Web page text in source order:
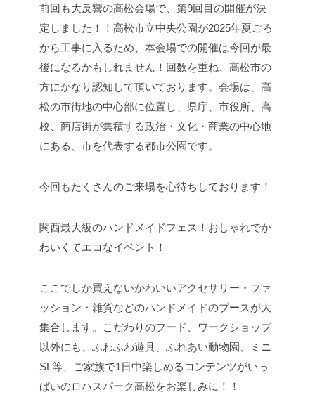
前回も大反響の高松会場で、第9回目の開催が決
定しました！！ 高松市立中央公園が2025年夏ごろ
から工事に入るため、本会場での開催は今回が最
後になるかもしれません！ 回数を重ね、高松市の
方にかなり認知して頂いております。 会場は、高
松の市街地の中心部に位置し、県庁、市役所、高
校、商店街が集積する政治・文化・商業の中心地
にある、市を代表する都市公園です。
今回もたくさんのご来場を心待ちしております！
関西最大級のハンドメイドフェス！ おしゃれでか
わいくてエコなイベント！
ここでしか買えないかわいいアクセサリー・ファ
ッション・雑貨などのハンドメイドのブースが大
集合します。こだわりのフード、ワークショップ
以外にも、ふわふわ遊具、ふれあい動物園、ミニ
SL等、ご家族で1日中楽しめるコンテンツがいっ
ぱいのロハスパーク高松をお楽しみに！！